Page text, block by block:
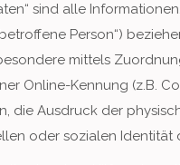
sind alle
Person“)
mittels
Online-Kennung (z.B.
die Ausdruck der
oder sozialen Identität